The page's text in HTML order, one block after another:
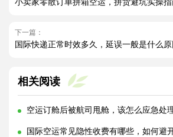
下一篇：
相关阅读
空运订舱后被航司甩舱，该怎么应急处理（国
国际空运常见隐性收费有哪些，如何避开（国